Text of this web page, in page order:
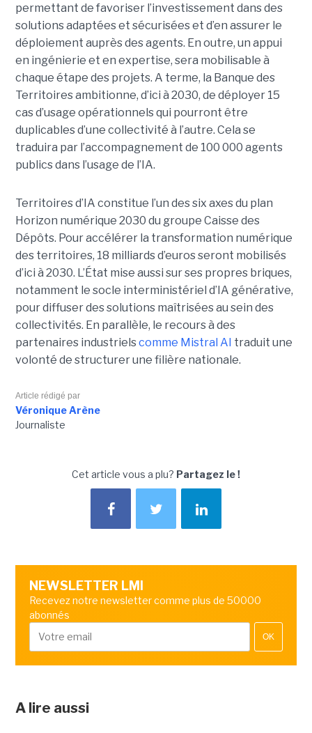
permettant de favoriser l’investissement dans des
solutions adaptées et sécurisées et d’en assurer le
déploiement auprès des agents. En outre, un appui
en ingénierie et en expertise, sera mobilisable à
chaque étape des projets. A terme, la Banque des
Territoires ambitionne, d’ici à 2030, de déployer 15
cas d’usage opérationnels qui pourront être
duplicables d’une collectivité à l’autre. Cela se
traduira par l’accompagnement de 100 000 agents
publics dans l’usage de l’IA.
Territoires d’IA constitue l’un des six axes du plan
Horizon numérique 2030 du groupe Caisse des
Dépôts. Pour accélérer la transformation numérique
des territoires, 18 milliards d’euros seront mobilisés
d’ici à 2030. L’État mise aussi sur ses propres briques,
notamment le socle interministériel d’IA générative,
pour diffuser des solutions maîtrisées au sein des
collectivités. En parallèle, le recours à des
partenaires industrielscomme Mistral AI traduit une
volonté de structurer une filière nationale.
Article rédigé par
Véronique Arène
Journaliste
Cet article vous a plu? Partagez le !
NEWSLETTER LMI
Recevez notre newsletter comme plus de 50000
abonnés
OK
A lire aussi